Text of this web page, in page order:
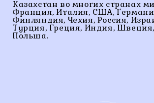
Казахстан во многих странах
Франция, Италия, США,
Финляндия, Чехия, Россия,
Турция, Греция, Индия,
Польша.